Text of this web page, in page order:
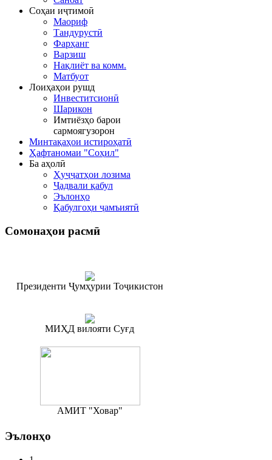
Соҳаи иҷтимоӣ
Маориф
Тандурустӣ
Фарҳанг
Варзиш
Нақлиёт ва комм.
Матбуот
Лоиҳаҳои рушд
Инвеститсионӣ
Шарикон
Имтиёзҳо барои
сармоягузорон
Минтақаҳои истироҳатӣ
Ҳафтаномаи "Соҳил"
Ба аҳолӣ
Ҳуҷҷатҳои лозима
Ҷадвали қабул
Эълонҳо
Қабулгоҳи ҷамъиятӣ
Сомонаҳои расмӣ
Президенти Ҷумҳурии Тоҷикистон
МИҲД вилояти Суғд
АМИТ "Ховар"
Эълонҳо